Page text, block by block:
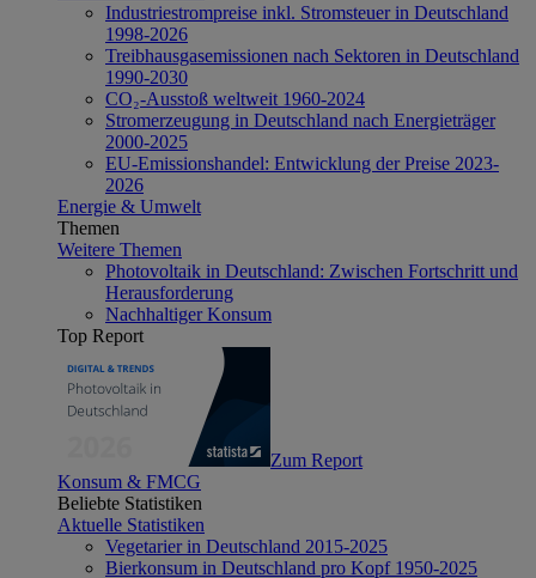
Industriestrompreise inkl. Stromsteuer in Deutschland
1998-2026
Treibhausgasemissionen nach Sektoren in Deutschland
1990-2030
CO₂-Ausstoß weltweit 1960-2024
Stromerzeugung in Deutschland nach Energieträger
2000-2025
EU-Emissionshandel: Entwicklung der Preise 2023-
2026
Energie & Umwelt
Themen
Weitere Themen
Photovoltaik in Deutschland: Zwischen Fortschritt und
Herausforderung
Nachhaltiger Konsum
Top Report
Zum Report
Konsum & FMCG
Beliebte Statistiken
Aktuelle Statistiken
Vegetarier in Deutschland 2015-2025
Bierkonsum in Deutschland pro Kopf 1950-2025